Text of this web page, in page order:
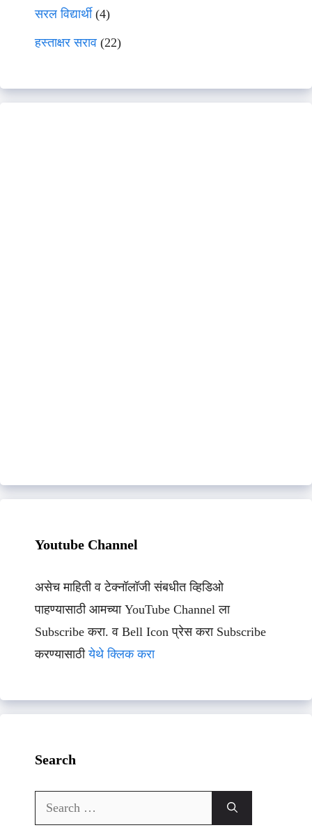
सरल विद्यार्थी(4)
हस्ताक्षर सराव (22)
Youtube Channel
असेच माहिती व टेक्नॉलॉजी संबधीत व्हिडिओ
पाहण्यासाठी आमच्या YouTube Channel ला
Subscribe करा. व Bell Icon प्रेस करा Subscribe
करण्यासाठीयेथे क्लिक करा
Search
Search
for: